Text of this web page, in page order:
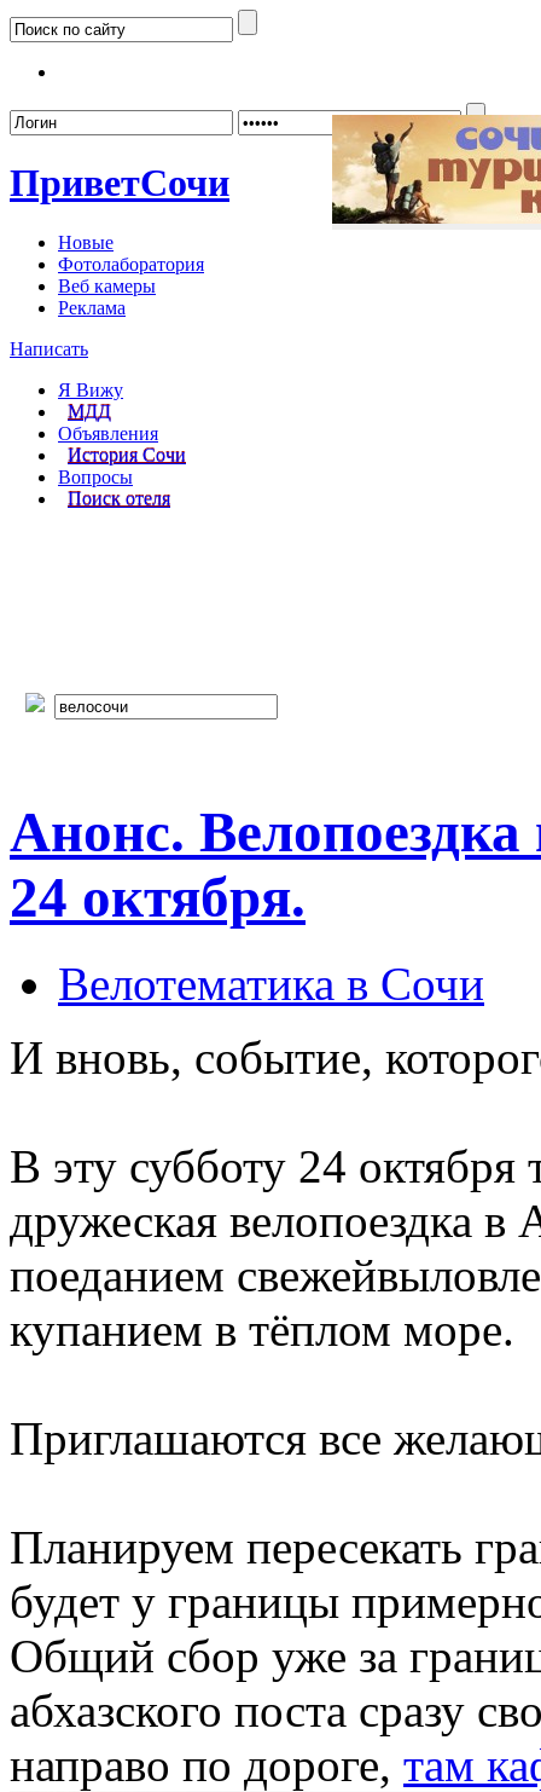
ПриветСочи
Новые
Фотолаборатория
Веб камеры
Реклама
Написать
Я Вижу
МДД
Объявления
История Сочи
Вопросы
Поиск отеля
Анонс.
24 октября.
Велотематика в Сочи
И вновь, событие,
В эту субботу 24 октября
дружеская велопоездка
поеданием
купанием в тёплом море.
Приглашаются все
Планируем пересекать
будет у границы
Общий сбор уже за
абхазского поста сразу
направо по дороге, там